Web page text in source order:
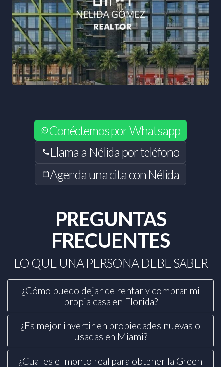
Conéctemos por Whatsapp
Llama a Nélida por teléfono
Agenda una cita con Nélida
PREGUNTAS
FRECUENTES
LO QUE UNA PERSONA DEBE SABER
¿Cómo puedo dejar de rentar y comprar mi
propia casa en Florida?
¿Es mejor invertir en propiedades nuevas o
usadas en Miami?
¿Cuál es el monto real para obtener la Green